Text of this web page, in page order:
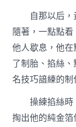
自那以后
隨著，一點點
他人歇息，他
了制胎、掐絲
名技巧諳練的制
操練掐絲
掏出他的純金